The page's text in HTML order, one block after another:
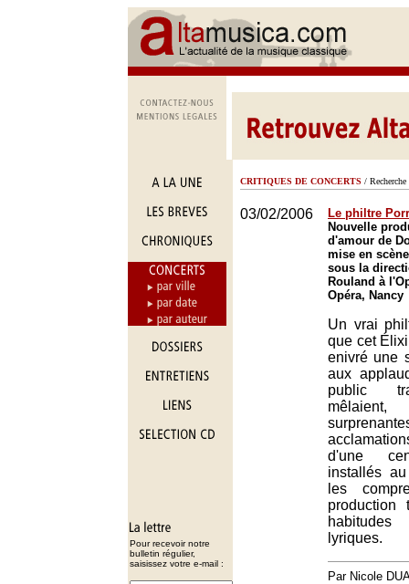
Pour recevoir notre
bulletin régulier,
saisissez votre e-mail :
CRITIQUES DE CONCERTS / Recherche
03/02/2006
Le philtre
Nouvelle
d'amour de
mise en
sous la
Rouland à
Opéra, Nancy
Un vrai
que cet
enivré une
aux
public
d'une
installés
les
production
lyriques.
Par Nicole